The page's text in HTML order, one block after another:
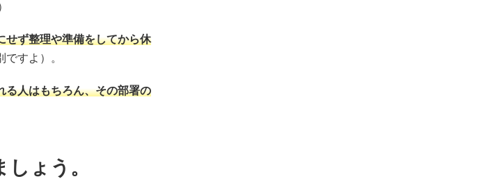
せず整理や準備をしてから休
すよ）。
る人はもちろん、その部署の
ょう。